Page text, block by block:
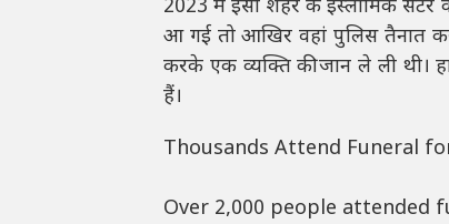
2023 में इसी शहर के इस्लामिक सेंटर
आ गई तो आखिर वहां पुलिस तैनात
करके एक व्यक्ति की जान ले ली थी।
हैं।
Thousands Attend Funeral
Over 2,000 people attended